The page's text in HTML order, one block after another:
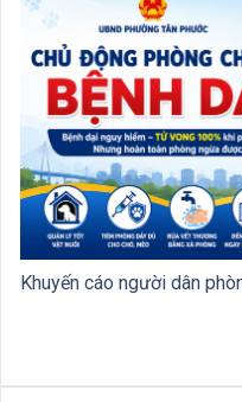
Khuyến cáo người dân